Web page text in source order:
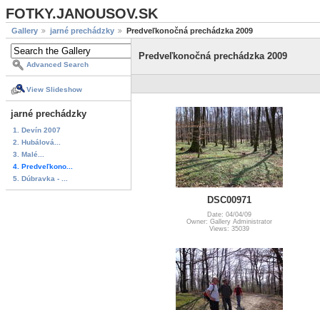
FOTKY.JANOUSOV.SK
Gallery jarné prechádzky Predveľkonočná prechádzka 2009
Advanced Search
View Slideshow
jarné prechádzky
1. Devín 2007
2. Hubálová...
3. Malé...
4. Predveľkono...
5. Dúbravka - ...
Predveľkonočná prechádzka 2009
DSC00971
Date: 04/04/09
Owner: Gallery Administrator
Views: 35039